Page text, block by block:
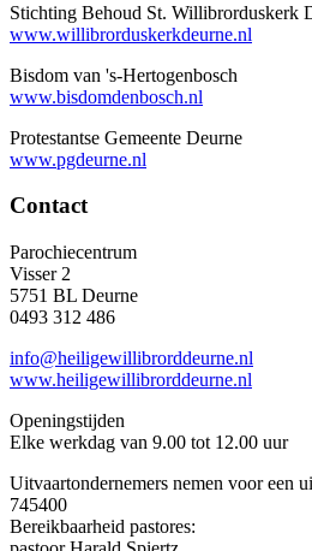
Stichting Behoud St. Willibrorduskerk
www.willibrorduskerkdeurne.nl
Bisdom van 's-Hertogenbosch
www.bisdomdenbosch.nl
Protestantse Gemeente Deurne
www.pgdeurne.nl
Contact
Parochiecentrum
Visser 2
5751 BL Deurne
0493 312 486
info@heiligewillibrorddeurne.nl
www.heiligewillibrorddeurne.nl
Openingstijden
Elke werkdag van 9.00 tot 12.00 uur
Uitvaartondernemers nemen voor een
745400
Bereikbaarheid pastores: